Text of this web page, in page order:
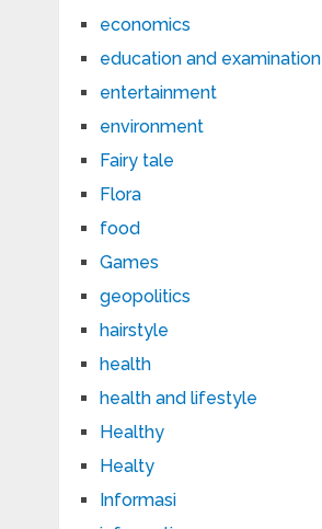
economics
education and examination
entertainment
environment
Fairy tale
Flora
food
Games
geopolitics
hairstyle
health
health and lifestyle
Healthy
Healty
Informasi